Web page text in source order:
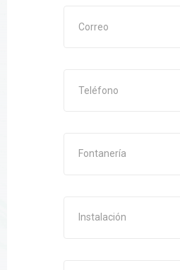
Fontanería
Instalación